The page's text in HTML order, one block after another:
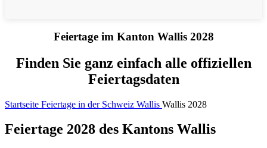
Feiertage im Kanton Wallis 2028
Finden Sie ganz einfach alle offiziellen
Feiertagsdaten
Startseite Feiertage in der Schweiz Wallis Wallis 2028
Feiertage 2028 des Kantons Wallis